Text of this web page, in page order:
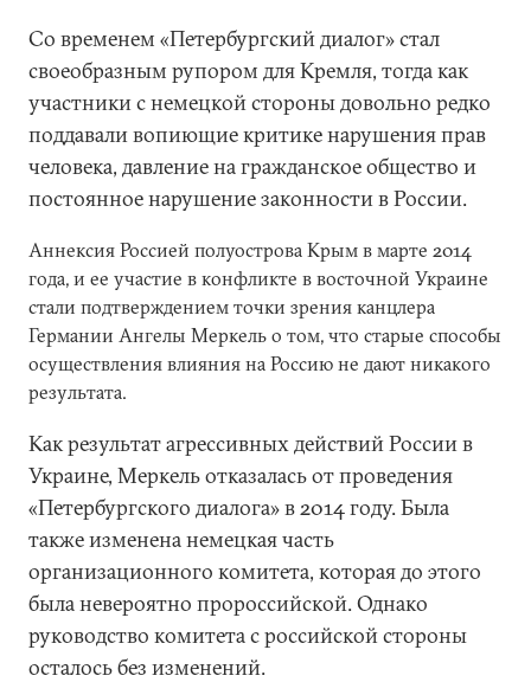
Со временем «Петербургский диалог» стал
своеобразным рупором для Кремля, тогда как
участники с немецкой стороны довольно редко
поддавали вопиющие критике нарушения прав
человека, давление на гражданское общество и
постоянное нарушение законности в России.
Аннексия Россией полуострова Крым в марте 2014
года, и ее участие в конфликте в восточной Украине
стали подтверждением точки зрения канцлера
Германии Ангелы Меркель о том, что старые способы
осуществления влияния на Россию не дают никакого
результата.
Как результат агрессивных действий России в
Украине, Меркель отказалась от проведения
«Петербургского диалога» в 2014 году. Была
также изменена немецкая часть
организационного комитета, которая до этого
была невероятно пророссийской. Однако
руководство комитета с российской стороны
осталось без изменений.